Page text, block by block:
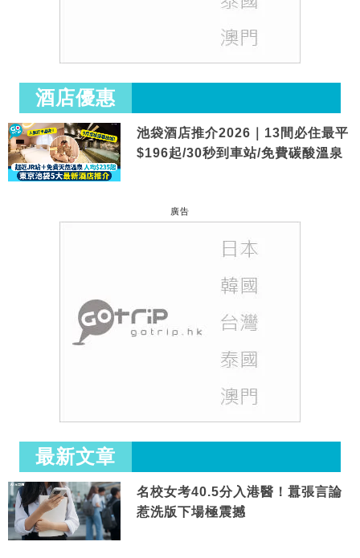
酒店優惠
池袋酒店推介2026｜13間必住最平
$196起/30秒到車站/免費碳酸溫泉
廣告
最新文章
名校女考40.5分入港醫！囂張言論
惹洗版下場極震撼